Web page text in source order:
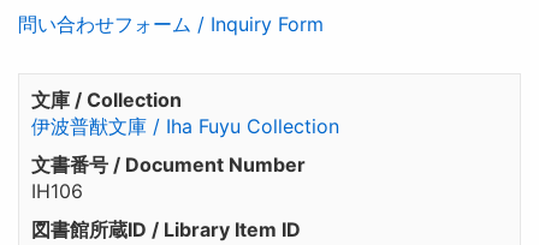
問い合わせフォーム / Inquiry Form
文庫 / Collection
伊波普猷文庫 / Iha Fuyu Collection
文書番号 / Document Number
IH106
図書館所蔵ID / Library Item ID